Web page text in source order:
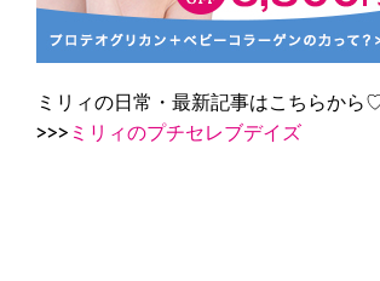
ミリィの日常・最新記事はこちらから
>>> ミリィのプチセレブデイズ